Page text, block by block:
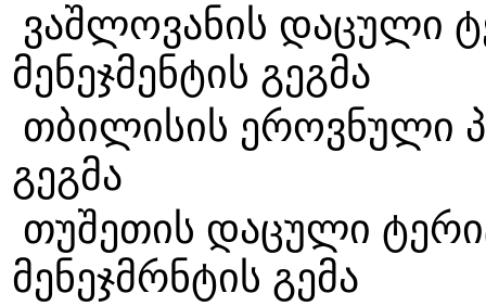
ვაშლოვანის დაცული
მენეჯმენტის გეგმა
თბილისის ეროვნული
თუშეთის დაცული